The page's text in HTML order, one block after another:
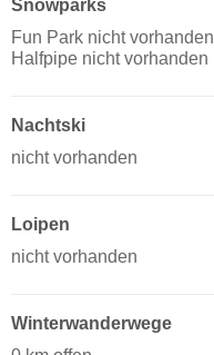
Snowparks
Fun Park nicht vorhanden
Halfpipe nicht vorhanden
Nachtski
nicht vorhanden
Loipen
nicht vorhanden
Winterwanderwege